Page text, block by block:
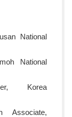
National
National
Korea
Associate,